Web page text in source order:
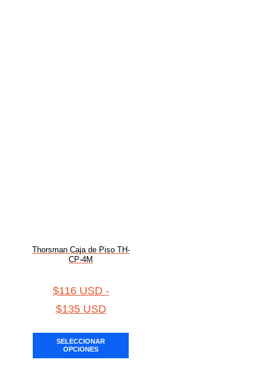
Thorsman Caja de Piso TH-
CP-4M
$116 USD -
$135 USD
SELECCIONAR
OPCIONES